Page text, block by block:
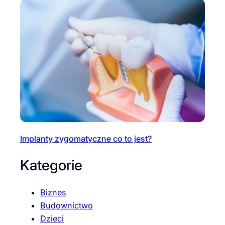
Implanty zygomatyczne co to jest?
Kategorie
Biznes
Budownictwo
Dzieci